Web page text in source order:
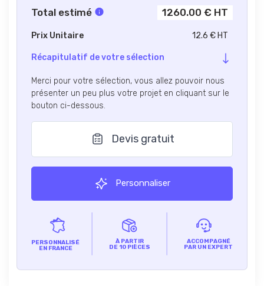
Total estimé 1260.00 € HT
Prix Unitaire 12.6 € HT
Récapitulatif de votre sélection
Merci pour votre sélection, vous allez pouvoir nous
présenter un peu plus votre projet en cliquant sur le
bouton ci-dessous.
Devis gratuit
Personnaliser
PERSONNALISÉ
EN FRANCE
À PARTIR
DE 10 PIÈCES
ACCOMPAGNÉ
PAR UN EXPERT